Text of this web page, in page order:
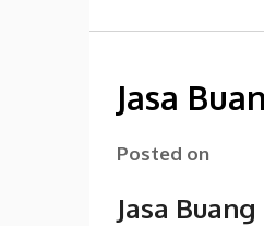
Jasa
Posted on
Jasa